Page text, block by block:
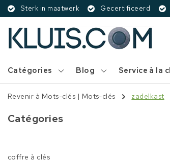
Sterk in maatwerk Gecertificeerd
Catégories Blog Service à la
Revenir à Mots-clés | Mots-clés zadelkast
Catégories
coffre à clés